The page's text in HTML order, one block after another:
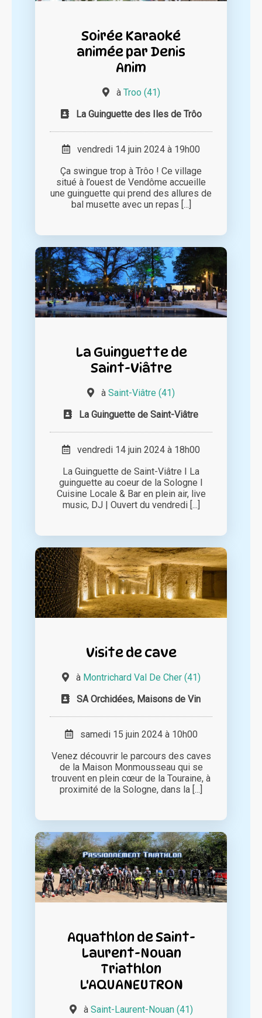
Soirée Karaoké
animée par Denis
Anim
à Troo (41)
La Guinguette des Iles de Trôo
vendredi 14 juin 2024 à 19h00
Ça swingue trop à Trôo ! Ce village
situé à l’ouest de Vendôme accueille
une guinguette qui prend des allures de
bal musette avec un repas [...]
La Guinguette de
Saint-Viâtre
à Saint-Viâtre (41)
La Guinguette de Saint-Viâtre
vendredi 14 juin 2024 à 18h00
La Guinguette de Saint-Viâtre I La
guinguette au coeur de la Sologne I
Cuisine Locale & Bar en plein air, live
music, DJ | Ouvert du vendredi [...]
Visite de cave
à Montrichard Val De Cher (41)
SA Orchidées, Maisons de Vin
samedi 15 juin 2024 à 10h00
Venez découvrir le parcours des caves
de la Maison Monmousseau qui se
trouvent en plein cœur de la Touraine, à
proximité de la Sologne, dans la [...]
Aquathlon de Saint-
Laurent-Nouan
Triathlon
L'AQUANEUTRON
à Saint-Laurent-Nouan (41)